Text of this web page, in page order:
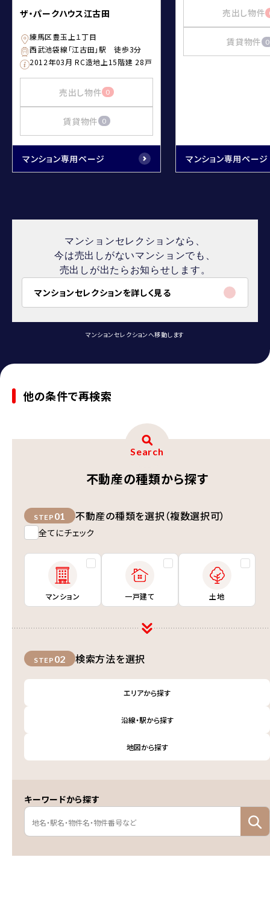
ザ・パークハウス江古田
練馬区豊玉上１丁目
西武池袋線「江古田」駅 徒歩3分
2012年03月 RC造地上15階建 28戸
売出し物件 0
賃貸物件 0
マンション専用ページ
売出し物件
賃貸物件 0
マンション専用ページ
マンションセレクションなら、
今は売出しがないマンションでも、
売出しが出たらお知らせします。
マンションセレクションを詳しく見る
マンションセレクションへ移動します
他の条件で再検索
Search
不動産の種類から探す
STEP 01 不動産の種類を選択（複数選択可）
全てにチェック
マンション 一戸建て 土地
STEP 02 検索方法を選択
エリアから探す
沿線・駅から探す
地図から探す
キーワードから探す